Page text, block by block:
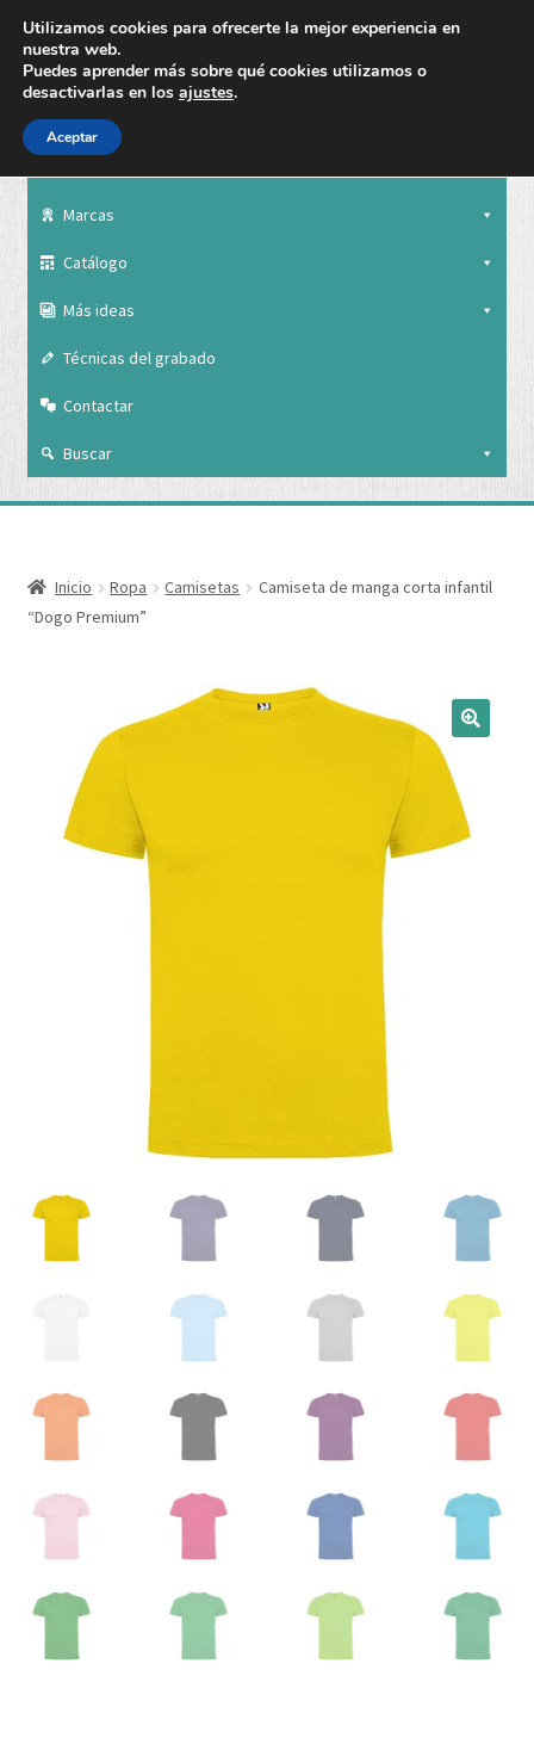
Marcas
Catálogo
Más ideas
Técnicas del grabado
Contactar
Buscar
Nuestra empresa
el
Catálogo
hijo
Técnicas del grabado
Contactar
Inicio Ropa Camisetas
Camiseta de manga corta infantil
“Dogo Premium”
Utilizamos cookies para ofrecerte la mejor experiencia en
nuestra web.
Puedes aprender más sobre qué cookies utilizamos o
desactivarlas en los ajustes.
Aceptar